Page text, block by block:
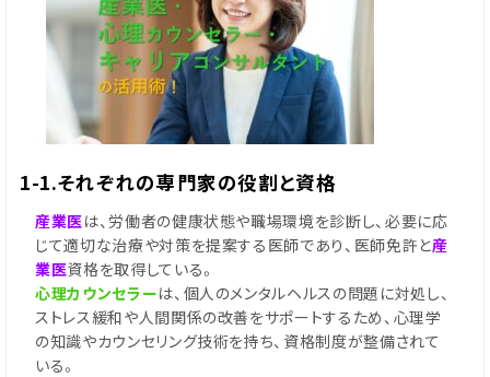
1-1.それぞれの専門家の役割と資格
産業医は、労働者の健康状態や職場環境を診断し、必要に応
じて適切な治療や対策を提案する医師であり、医師免許と産
業医資格を取得している。
心理カウンセラーは、個人のメンタルヘルスの問題に対処し、
ストレス緩和や人間関係の改善をサポートするため、心理学
の知識やカウンセリング技術を持ち、資格制度が整備されて
いる。